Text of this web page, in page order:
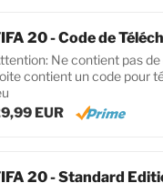
Ne contient pas de
contient un code pour
EUR
20 - Standard